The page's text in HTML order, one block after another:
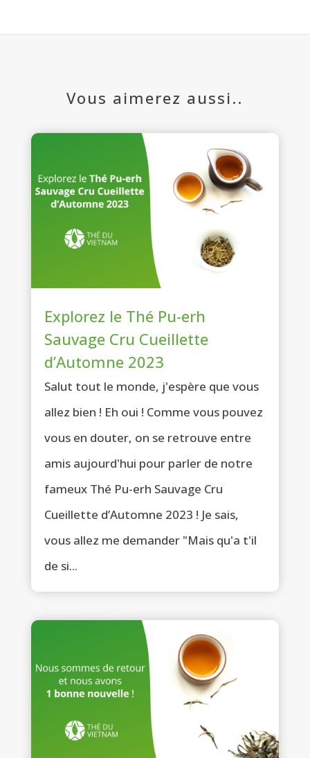
Vous aimerez aussi..
Explorez le Thé Pu-erh
Sauvage Cru Cueillette
d’Automne 2023
Salut tout le monde, j'espère que vous
allez bien ! Eh oui ! Comme vous pouvez
vous en douter, on se retrouve entre
amis aujourd'hui pour parler de notre
fameux Thé Pu-erh Sauvage Cru
Cueillette d’Automne 2023 ! Je sais,
vous allez me demander "Mais qu'a t'il
de si...